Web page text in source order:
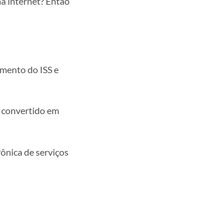
do ISS e
convertido em
de serviços